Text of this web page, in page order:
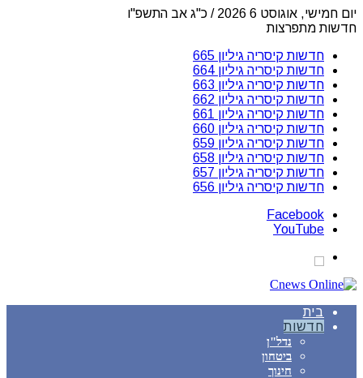
יום חמישי, אוגוסט 6 2026 / כ"ג אב התשפ"ו
חדשות מתפרצות
חדשות קיסריה גיליון 665
חדשות קיסריה גיליון 664
חדשות קיסריה גיליון 663
חדשות קיסריה גיליון 662
חדשות קיסריה גיליון 661
חדשות קיסריה גיליון 660
חדשות קיסריה גיליון 659
חדשות קיסריה גיליון 658
חדשות קיסריה גיליון 657
חדשות קיסריה גיליון 656
Facebook
YouTube
בית
חדשות
נדל"ן
ביטחון
חינוך